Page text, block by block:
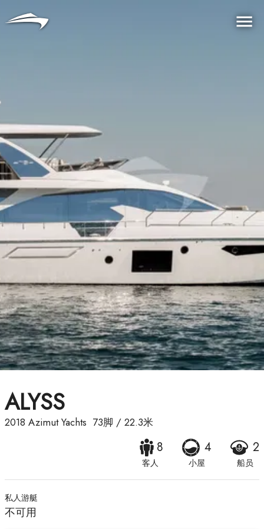
ALYSS
2018 Azimut Yachts 73脚 / 22.3米
8
客人
4
小屋
2
船员
私人游艇
不可用